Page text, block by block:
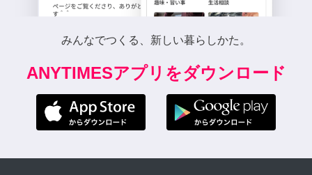
みんなでつくる、新しい暮らしかた。
ANYTIMESアプリをダウンロード